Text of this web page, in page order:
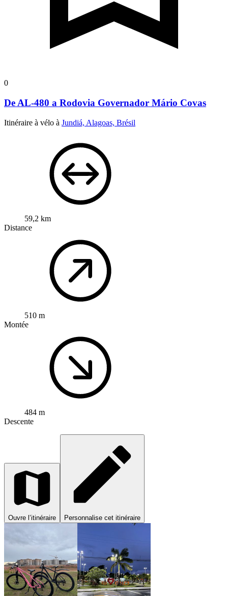
0
De AL-480 a Rodovia Governador Mário Covas
Itinéraire à vélo à Jundiá, Alagoas, Brésil
59,2 km
Distance
510 m
Montée
484 m
Descente
Ouvre l’itinéraire Personnalise cet itinéraire